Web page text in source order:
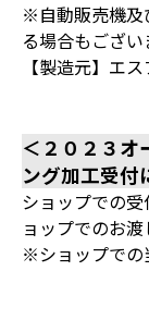
※自動販売機及
る場合もござい
【製造元】エ
＜２０２３オ
ング加工受付
ショップでの
ョップでのお
※ショップでの